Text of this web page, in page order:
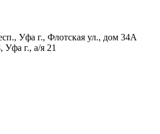
Уфа г., Флотская ул., дом 34А
Уфа г., а/я 21